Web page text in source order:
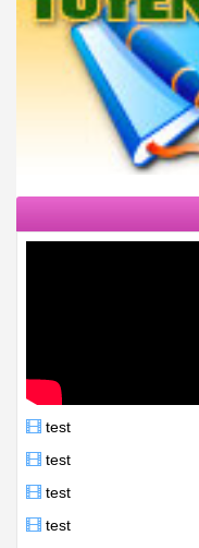
test
test
test
test